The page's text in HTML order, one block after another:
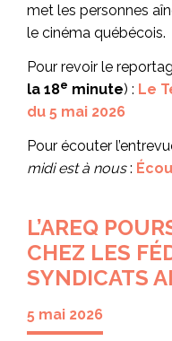
met les personnes
le cinéma québécois.
Pour revoir le
la 18e minute) : Le
du 5 mai 2026
Pour écouter
midi est à nous:
L’AREQ
CHEZ LES
SYNDICATS
5 mai 2026